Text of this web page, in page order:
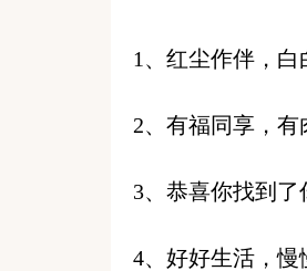
1、红尘作伴，白
2、有福同享，有
3、恭喜你找到
4、好好生活，慢